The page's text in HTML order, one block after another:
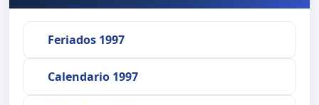
Feriados 1997
Calendario 1997